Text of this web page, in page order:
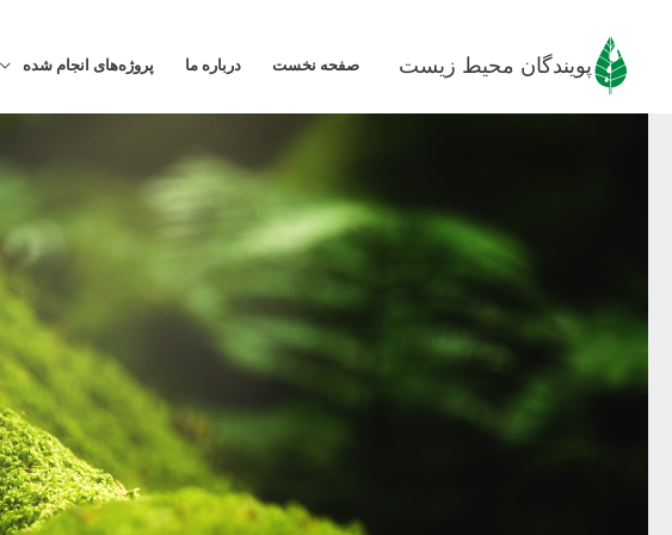
پویندگان محیط زیست صفحه نخست درباره ما پروژه‌های انجام شده